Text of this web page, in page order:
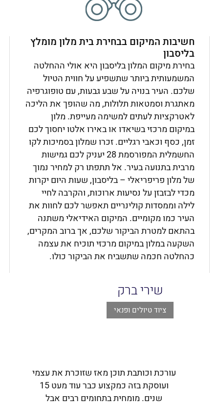
חשיבות המיקום בבחירת בית מלון מומלץ
בליסבון
בחירת מיקום המלון בליסבון היא אולי ההחלטה
המשמעותית ביותר שתשפיע על חווית הטיול
שלכם. העיר בנויה על שבע גבעות, עם טופוגרפיה
מאתגרת וסמטאות תלולות, מה שהופך את הליכה
לאטרקציות לעתים למשימה מעייפת. מלון
במיקום מרכזי בשיאדו או באירו אלטו יחסוך לכם
זמן, כסף וכאבי רגליים. זכרו שמלון בסמיכות לקו
החשמלית המפורסמת 28 יעניק לכם גמישות
מרבית בתנועה בעיר. אל תתפתו רק למחיר נמוך
של מלון פריפריאלי – בליסבון, שעות היום יקרות
מכדי לבזבזן על נסיעות ארוכות, והקרבה לחיי
לילה וממסדות קולינריים תאפשר לכם לחוות את
העיר כמו מקומיים. המיקום האידיאלי משתנה
בהתאם למטרת הביקור שלכם, אך ברוב המקרים,
השקעה במלון במיקום מרכזי תוכיח את עצמה
כהחלטה חכמה שתשביח את הביקור כולו.
שירי ברק
ציוד טיולים ופנאי
עורכת וכותבת תוכן מאז שזוכרת את עצמי
ועוסקת בזה כמקצוע כבר עוד מעט 15
שנים. מומחית בתחומים רבים אבל